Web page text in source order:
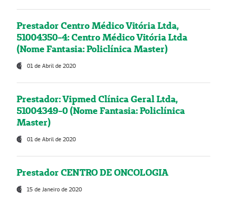
Prestador Centro Médico Vitória Ltda,
51004350-4: Centro Médico Vitória Ltda
(Nome Fantasia: Policlínica Master)
01 de Abril de 2020
Prestador: Vipmed Clínica Geral Ltda,
51004349-0 (Nome Fantasia: Policlínica
Master)
01 de Abril de 2020
Prestador CENTRO DE ONCOLOGIA
15 de Janeiro de 2020